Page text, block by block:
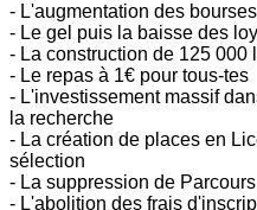
- L'augmentation des
- Le gel puis la baisse des
- La construction de 125
- Le repas à 1€ pour tous-tes
- L'investissement massif
la recherche
- La création de places en
sélection
- La suppression de
- L'abolition des frais